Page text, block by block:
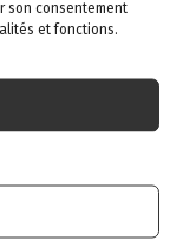
son consentement
et fonctions.
discrétion